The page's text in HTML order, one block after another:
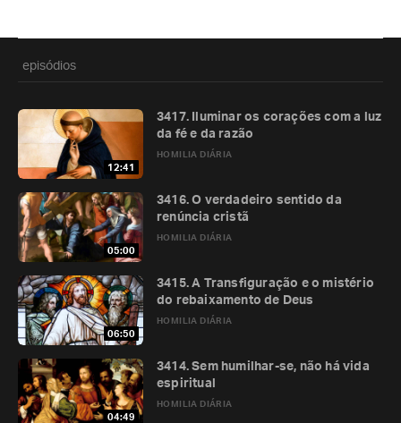
episódios
12:41
HOMILIA DIÁRIA
3417. Iluminar os corações com a luz
da fé e da razão
05:00
HOMILIA DIÁRIA
3416. O verdadeiro sentido da
renúncia cristã
06:50
HOMILIA DIÁRIA
3415. A Transfiguração e o mistério
do rebaixamento de Deus
04:49
HOMILIA DIÁRIA
3414. Sem humilhar-se, não há vida
espiritual